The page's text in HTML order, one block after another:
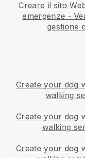
Creare il sito
emergenze -
gestione
Create your dog
walking
Create your dog
walking
Create your dog